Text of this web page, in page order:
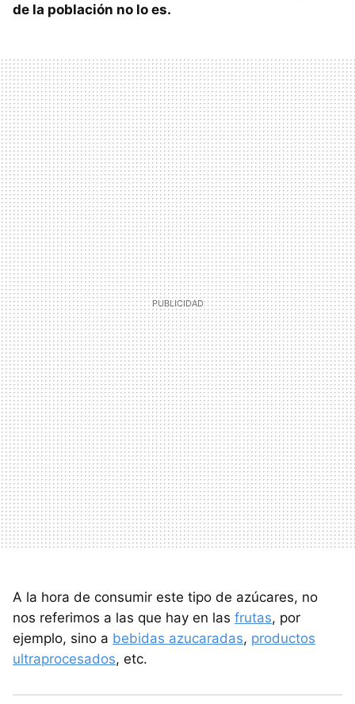
de la población no lo es.
A la hora de consumir este tipo de azúcares, no
nos referimos a las que hay en las frutas, por
ejemplo, sino a bebidas azucaradas, productos
ultraprocesados, etc.